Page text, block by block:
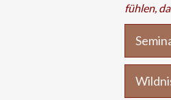
fühlen,